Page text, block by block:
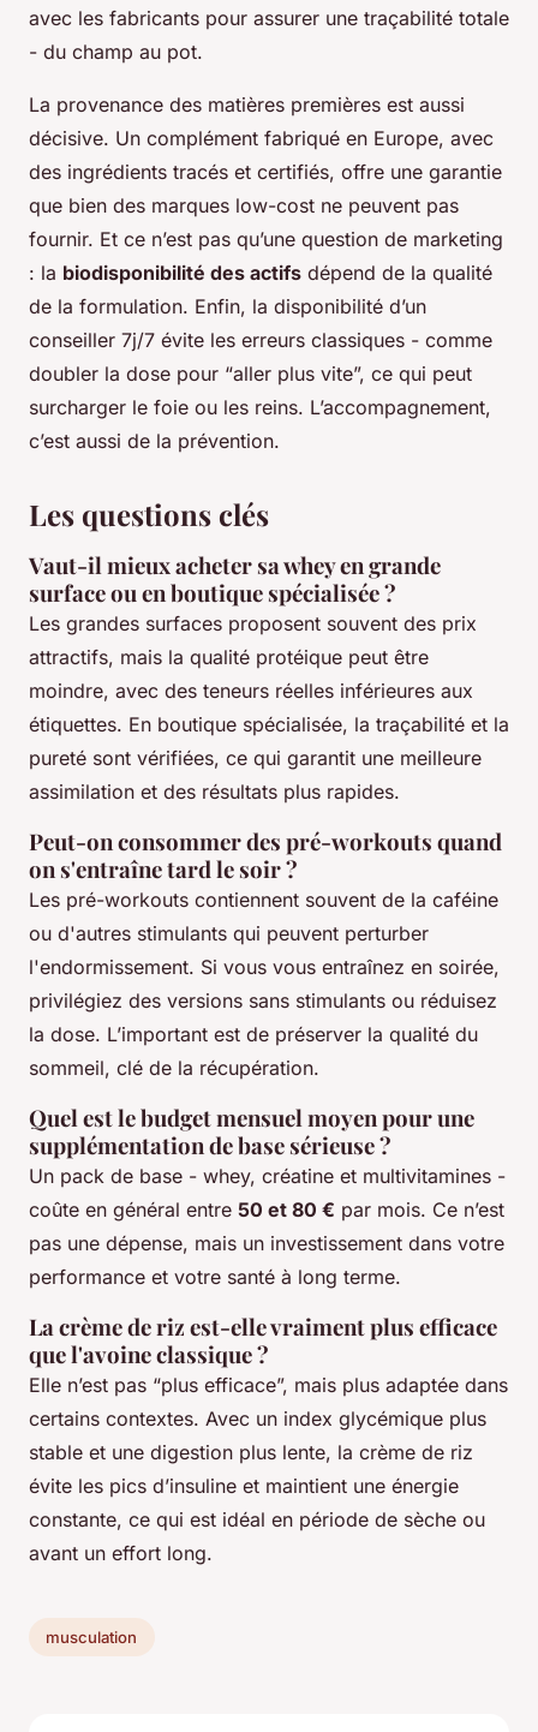
avec les fabricants pour assurer une traçabilité totale
- du champ au pot.
La provenance des matières premières est aussi
décisive. Un complément fabriqué en Europe, avec
des ingrédients tracés et certifiés, offre une garantie
que bien des marques low-cost ne peuvent pas
fournir. Et ce n’est pas qu’une question de marketing
: la biodisponibilité des actifs dépend de la qualité
de la formulation. Enfin, la disponibilité d’un
conseiller 7j/7 évite les erreurs classiques - comme
doubler la dose pour “aller plus vite”, ce qui peut
surcharger le foie ou les reins. L’accompagnement,
c’est aussi de la prévention.
Les questions clés
Vaut-il mieux acheter sa whey en grande
surface ou en boutique spécialisée ?
Les grandes surfaces proposent souvent des prix
attractifs, mais la qualité protéique peut être
moindre, avec des teneurs réelles inférieures aux
étiquettes. En boutique spécialisée, la traçabilité et la
pureté sont vérifiées, ce qui garantit une meilleure
assimilation et des résultats plus rapides.
Peut-on consommer des pré-workouts quand
on s'entraîne tard le soir ?
Les pré-workouts contiennent souvent de la caféine
ou d'autres stimulants qui peuvent perturber
l'endormissement. Si vous vous entraînez en soirée,
privilégiez des versions sans stimulants ou réduisez
la dose. L’important est de préserver la qualité du
sommeil, clé de la récupération.
Quel est le budget mensuel moyen pour une
supplémentation de base sérieuse ?
Un pack de base - whey, créatine et multivitamines -
coûte en général entre 50 et 80 € par mois. Ce n’est
pas une dépense, mais un investissement dans votre
performance et votre santé à long terme.
La crème de riz est-elle vraiment plus efficace
que l'avoine classique ?
Elle n’est pas “plus efficace”, mais plus adaptée dans
certains contextes. Avec un index glycémique plus
stable et une digestion plus lente, la crème de riz
évite les pics d’insuline et maintient une énergie
constante, ce qui est idéal en période de sèche ou
avant un effort long.
musculation